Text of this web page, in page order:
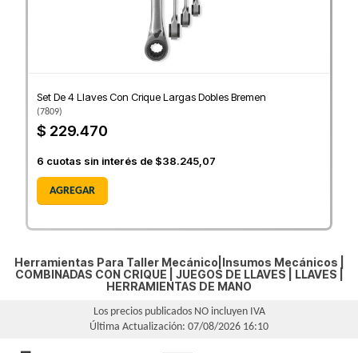
Set De 4 Llaves Con Crique Largas Dobles Bremen
(7809)
$ 229.470
6 cuotas sin interés de $38.245,07
AGREGAR
Herramientas Para Taller Mecánico|Insumos Mecánicos |
COMBINADAS CON CRIQUE
JUEGOS DE LLAVES LLAVES
HERRAMIENTAS DE MANO
Los precios publicados NO incluyen IVA
Última Actualización: 07/08/2026 16:10